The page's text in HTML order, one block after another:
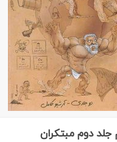
دوم مبتکران